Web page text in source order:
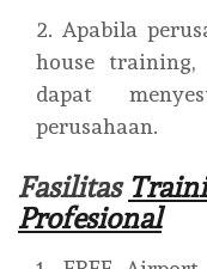
Apabila
house training,
dapat
perusahaan.
Fasilitas
Profesional